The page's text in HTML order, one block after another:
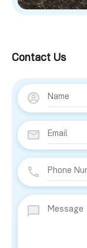
Contact Us